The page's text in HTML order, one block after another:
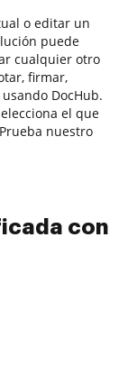
o editar un
puede
cualquier otro
firmar,
DocHub.
el que
nuestro
con